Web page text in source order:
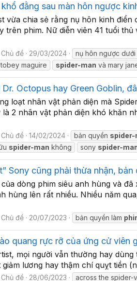
đằng sau màn hôn ngược
vừa chia sẻ rằng nụ hôn kinh
trên phim. Nữ diễn viên 41 tuổi
Chủ đề 29/03/2024 nụ hôn ngược dưới
tobey maguire spider-man và mary
Dr. Octopus hay Green Goblin,
loạt nhân vật phản diện mà
2 nhân vật phản diện khó khăn
Chủ đề 14/02/2024 bản quyền spider-
spider-man không sony spider-
Sony cũng phải thừa nhận,
dòng phim siêu anh hùng và
hùng lên rất nhiều. Nhiều năm
Chủ đề 20/07/2023 bản quyền làm
quang rực rỡ của ứng cử viên
mọi người vẫn thường hay
giảm lương hay thậm chí quỵt tiền
Chủ đề 28/06/2023 across the spider-